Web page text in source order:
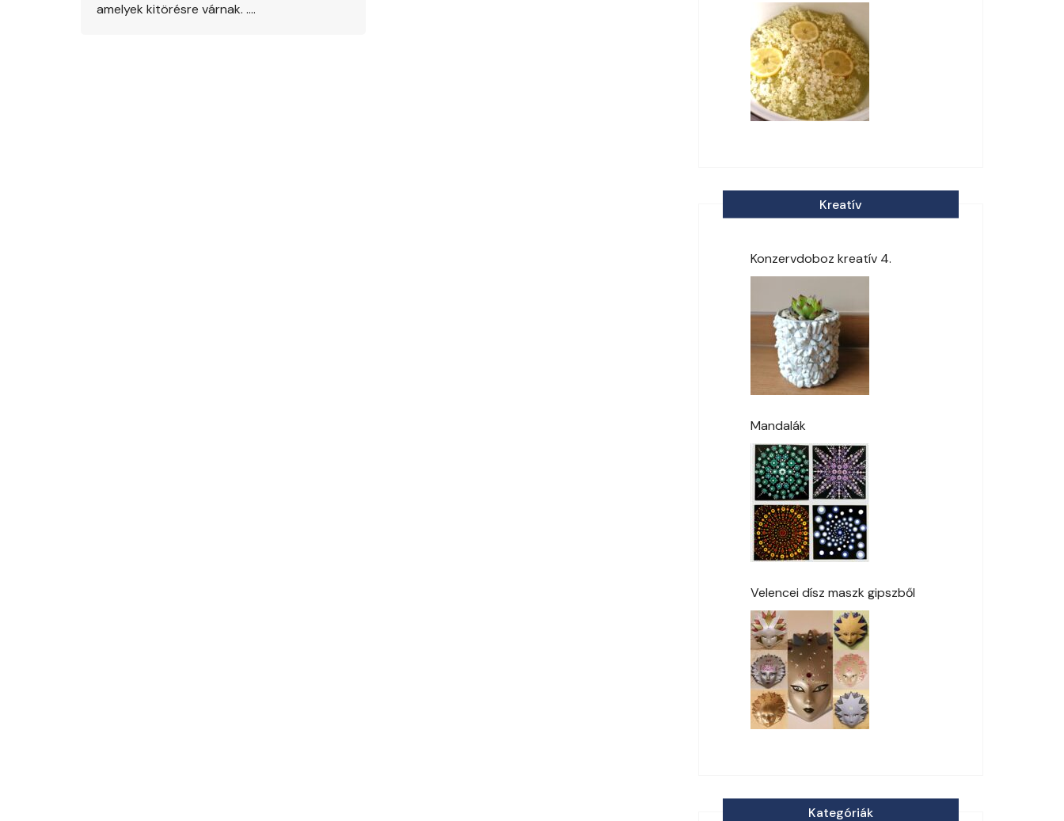
amelyek kitörésre várnak. ….
Kreatív
Konzervdoboz kreatív 4.
Mandalák
Velencei dísz maszk gipszből
Kategóriák